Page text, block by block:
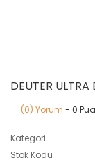
DEUTER ULTRA
(0) Yorum - 0
Kategori
Stok Kodu